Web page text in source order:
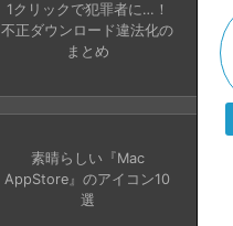
1クリックで犯罪者に…！
不正ダウンロード違法化の
まとめ
素晴らしい『Mac
AppStore』のアイコン10
選